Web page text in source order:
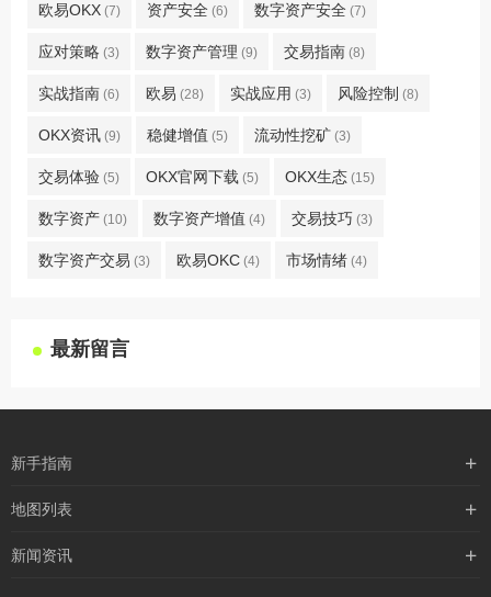
欧易OKX (7) 资产安全 (6) 数字资产安全 (7)
应对策略 (3) 数字资产管理 (9) 交易指南 (8)
实战指南 (6) 欧易 (28) 实战应用 (3) 风险控制 (8)
OKX资讯 (9) 稳健增值 (5) 流动性挖矿 (3)
交易体验 (5) OKX官网下载 (5) OKX生态 (15)
数字资产 (10) 数字资产增值 (4) 交易技巧 (3)
数字资产交易 (3) 欧易OKC (4) 市场情绪 (4)
最新留言
新手指南
购买流程
地图列表
最新文章
新闻资讯